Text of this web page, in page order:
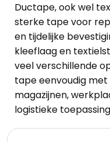
Ductape, ook wel
sterke tape voor
en tijdelijke
kleeflaag en
veel verschillende
tape eenvoudig met
magazijnen,
logistieke